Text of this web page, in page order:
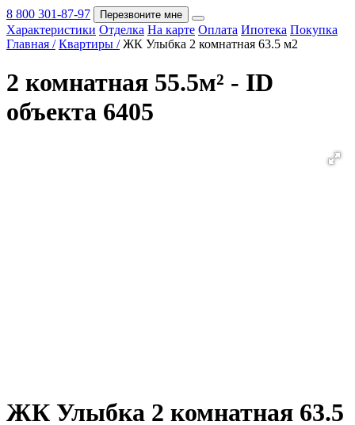
Покупка
8 800 301-87-97 Перезвоните мне
Характеристики Отделка На карте Оплата Ипотека Покупка
Главная / Квартиры / ЖК Улыбка 2 комнатная 63.5 м2
2 комнатная 55.5м² - ID
объекта 6405
ЖК Улыбка 2 комнатная 63.5